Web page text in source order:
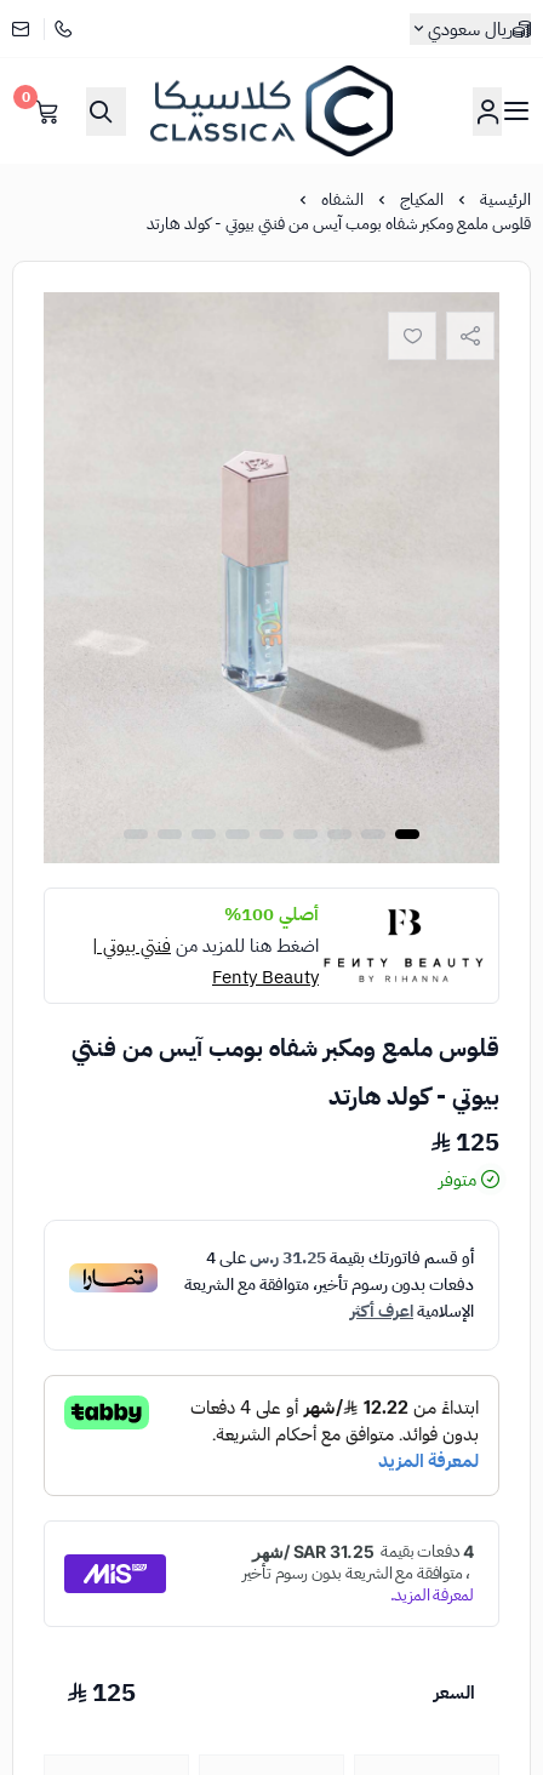
ريال سعودي
كلاسيكا
0
الرئيسية المكياج
الشفاه
قلوس ملمع ومكبر شفاه بومب آيس من فنتي بيوتي - كولد هارتد
أصلي 100%
اضغط هنا للمزيد من فنتي بيوتي |
Fenty Beauty
قلوس ملمع ومكبر شفاه بومب آيس من فنتي
بيوتي - كولد هارتد
125
متوفر
أو قسم فاتورتك بقيمة31.25 ر.س على4
دفعات بدون رسوم تأخير، متوافقة مع الشريعة
الإسلاميةاعرف أكثر
السعر 125